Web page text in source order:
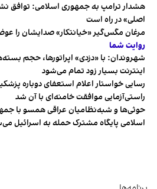
هشدار ترامپ به جمهوری اسلامی: توافق
اصلی» در راه است
مرغان مگس‌گیر «خیانتکار» صدایشان را
روایت شما
شهروندان:‌ با «دزدی» اپراتورها، حجم
اینترنت بسیار زود تمام می‌شود
رسایی خواستار اعلام استعفای دوباره
راستی‌آزمایی موافقت خامنه‌ای با آن شد
حوثی‌ها و شبه‌نظامیان عراقی همسو با
اسلامی پایگاه مشترک حمله به اسرائیل